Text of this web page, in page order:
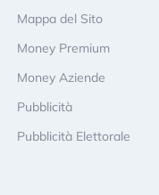
Mappa del Sito
Money Premium
Money Aziende
Pubblicità
Pubblicità Elettorale